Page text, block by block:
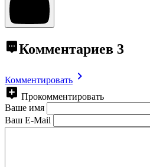
Комментариев 3
Комментировать
Прокомментировать
Ваше имя
Ваш E-Mail